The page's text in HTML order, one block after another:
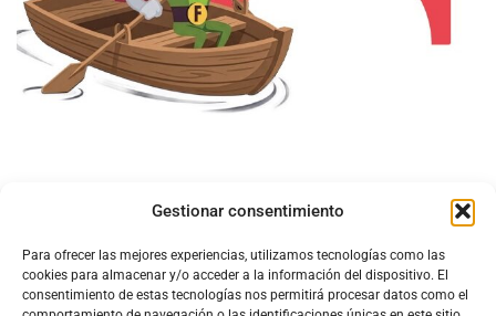
Gestionar consentimiento
Para ofrecer las mejores experiencias, utilizamos tecnologías como las
cookies para almacenar y/o acceder a la información del dispositivo. El
consentimiento de estas tecnologías nos permitirá procesar datos como el